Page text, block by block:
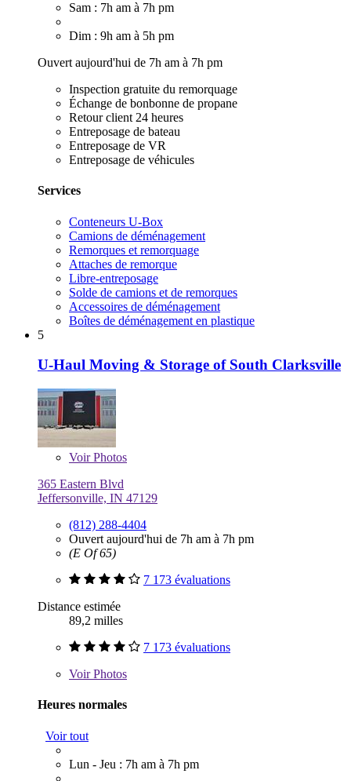
Sam : 7h am à 7h pm
Dim : 9h am à 5h pm
Ouvert aujourd'hui de 7h am à 7h pm
Inspection gratuite du remorquage
Échange de bonbonne de propane
Retour client 24 heures
Entreposage de bateau
Entreposage de VR
Entreposage de véhicules
Services
Conteneurs U-Box
Camions de déménagement
Remorques et remorquage
Attaches de remorque
Libre-entreposage
Solde de camions et de remorques
Accessoires de déménagement
Boîtes de déménagement en plastique
5
U-Haul Moving & Storage of South Clarksville
VoirPhotos
365 Eastern Blvd
Jeffersonville, IN 47129
(812) 288-4404
Ouvert aujourd'hui de 7h am à 7h pm
(E Of 65)
7 173 évaluations
Distance estimée
89,2 milles
7 173 évaluations
VoirPhotos
Heures normales
Voir tout
Lun - Jeu : 7h am à 7h pm